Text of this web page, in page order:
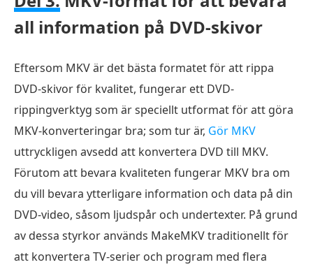
all information på DVD-skivor
Eftersom MKV är det bästa formatet för att rippa
DVD-skivor för kvalitet, fungerar ett DVD-
rippingverktyg som är speciellt utformat för att göra
MKV-konverteringar bra; som tur är, Gör MKV
uttryckligen avsedd att konvertera DVD till MKV.
Förutom att bevara kvaliteten fungerar MKV bra om
du vill bevara ytterligare information och data på din
DVD-video, såsom ljudspår och undertexter. På grund
av dessa styrkor används MakeMKV traditionellt för
att konvertera TV-serier och program med flera